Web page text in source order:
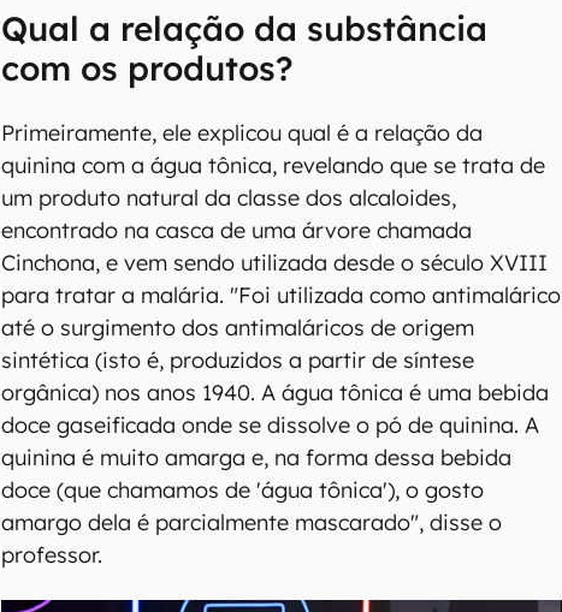
Qual a relação da substância
com os produtos?
Primeiramente, ele explicou qual é a relação da
quinina com a água tônica, revelando que se trata de
um produto natural da classe dos alcaloides,
encontrado na casca de uma árvore chamada
Cinchona, e vem sendo utilizada desde o século XVIII
para tratar a malária. "Foi utilizada como antimalárico
até o surgimento dos antimaláricos de origem
sintética (isto é, produzidos a partir de síntese
orgânica) nos anos 1940. A água tônica é uma bebida
doce gaseificada onde se dissolve o pó de quinina. A
quinina é muito amarga e, na forma dessa bebida
doce (que chamamos de 'água tônica'), o gosto
amargo dela é parcialmente mascarado", disse o
professor.